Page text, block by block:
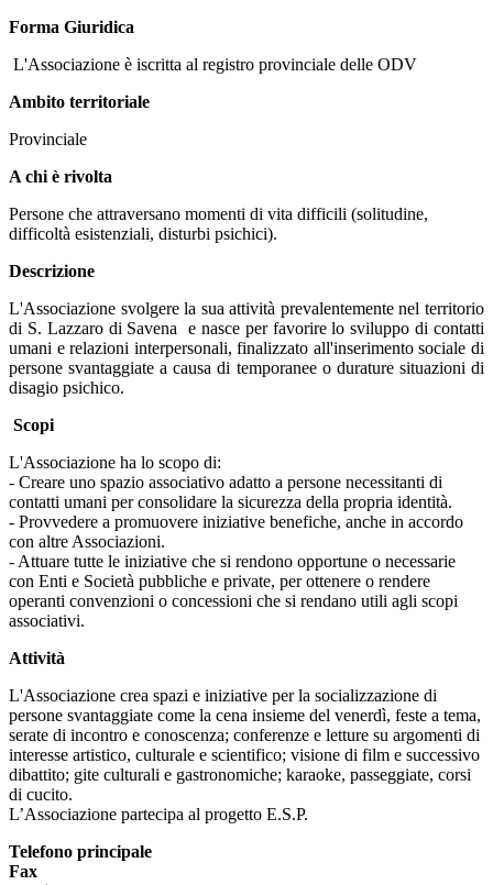
Forma Giuridica
L'Associazione è iscritta al registro provinciale delle ODV
Ambito territoriale
Provinciale
A chi è rivolta
Persone che attraversano momenti di vita difficili (solitudine,
difficoltà esistenziali, disturbi psichici).
Descrizione
L'Associazione svolgere la sua attività prevalentemente nel territorio
di S. Lazzaro di Savena e nasce per favorire lo sviluppo di contatti
umani e relazioni interpersonali, finalizzato all'inserimento sociale di
persone svantaggiate a causa di temporanee o durature situazioni di
disagio psichico.
Scopi
L'Associazione ha lo scopo di:
- Creare uno spazio associativo adatto a persone necessitanti di
contatti umani per consolidare la sicurezza della propria identità.
- Provvedere a promuovere iniziative benefiche, anche in accordo
con altre Associazioni.
- Attuare tutte le iniziative che si rendono opportune o necessarie
con Enti e Società pubbliche e private, per ottenere o rendere
operanti convenzioni o concessioni che si rendano utili agli scopi
associativi.
Attività
L'Associazione crea spazi e iniziative per la socializzazione di
persone svantaggiate come la cena insieme del venerdì, feste a tema,
serate di incontro e conoscenza; conferenze e letture su argomenti di
interesse artistico, culturale e scientifico; visione di film e successivo
dibattito; gite culturali e gastronomiche; karaoke, passeggiate, corsi
di cucito.
L’Associazione partecipa al progetto E.S.P.
Telefono principale
Fax